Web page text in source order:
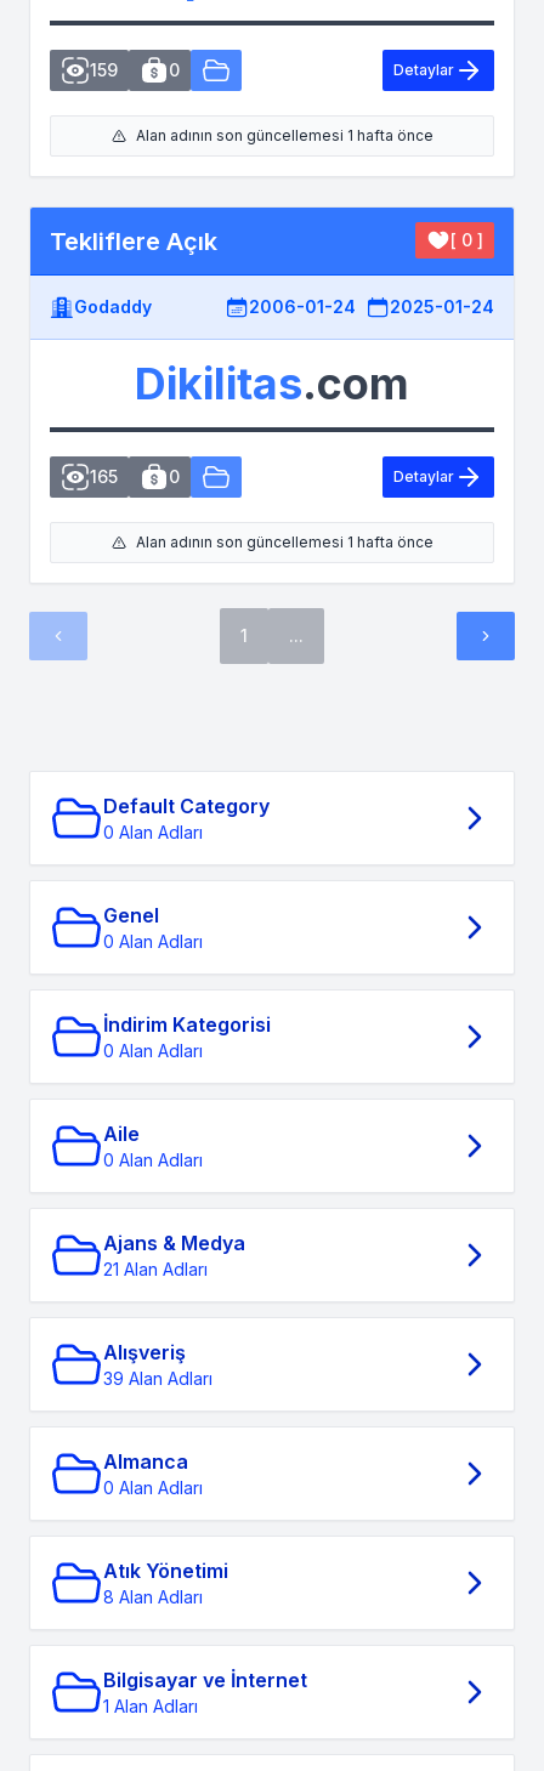
159 0 Detaylar
Alan adının son güncellemesi 1 hafta önce
Tekliflere Açık [ 0 ]
Godaddy 2006-01-24 2025-01-24
Dikilitas.com
165 0 Detaylar
Alan adının son güncellemesi 1 hafta önce
1 ...
Default Category
0 Alan Adları
Genel
0 Alan Adları
İndirim Kategorisi
0 Alan Adları
Aile
0 Alan Adları
Ajans & Medya
21 Alan Adları
Alışveriş
39 Alan Adları
Almanca
0 Alan Adları
Atık Yönetimi
8 Alan Adları
Bilgisayar ve İnternet
1 Alan Adları